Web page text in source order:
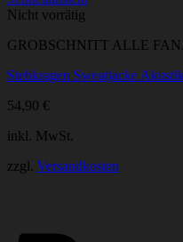
Produkt
mehrere
auf.
Optionen
auf
Produktseite
Nicht vorrätig
GROBSCHNITT ALLE
Stehkragen Sweatjacke
54,90 €
inkl. MwSt.
zzgl. Versandkosten